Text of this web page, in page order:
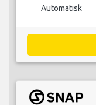
Automatisk